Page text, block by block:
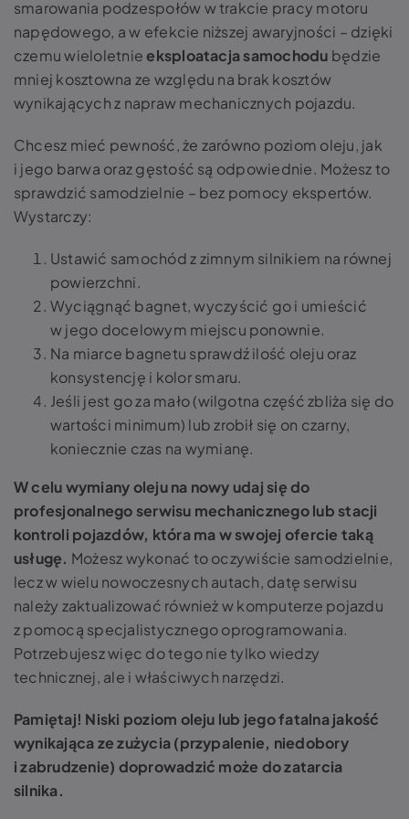
smarowania podzespołów w trakcie pracy motoru
napędowego, a w efekcie niższej awaryjności – dzięki
czemu wieloletnieeksploatacja samochodu będzie
mniej kosztowna ze względu na brak kosztów
wynikających z napraw mechanicznych pojazdu.
Chcesz mieć pewność, że zarówno poziom oleju, jak
i jego barwa oraz gęstość są odpowiednie. Możesz to
sprawdzić samodzielnie – bez pomocy ekspertów.
Wystarczy:
Ustawić samochód z zimnym silnikiem na równej
powierzchni.
Wyciągnąć bagnet, wyczyścić go i umieścić
w jego docelowym miejscu ponownie.
Na miarce bagnetu sprawdź ilość oleju oraz
konsystencję i kolor smaru.
Jeśli jest go za mało (wilgotna część zbliża się do
wartości minimum) lub zrobił się on czarny,
koniecznie czas na wymianę.
W celu wymiany oleju na nowy udaj się do
profesjonalnego serwisu mechanicznego lub stacji
kontroli pojazdów, która ma w swojej ofercie taką
usługę. Możesz wykonać to oczywiście samodzielnie,
lecz w wielu nowoczesnych autach, datę serwisu
należy zaktualizować również w komputerze pojazdu
z pomocą specjalistycznego oprogramowania.
Potrzebujesz więc do tego nie tylko wiedzy
technicznej, ale i właściwych narzędzi.
Pamiętaj! Niski poziom oleju lub jego fatalna jakość
wynikająca ze zużycia (przypalenie, niedobory
i zabrudzenie) doprowadzić może do zatarcia
silnika.